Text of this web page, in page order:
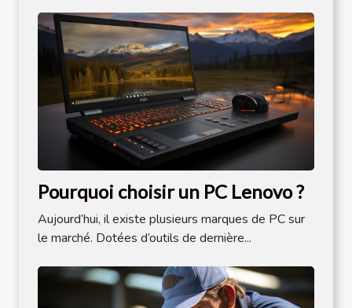
Pourquoi choisir un PC Lenovo ?
Aujourd’hui, il existe plusieurs marques de PC sur
le marché. Dotées d’outils de dernière...